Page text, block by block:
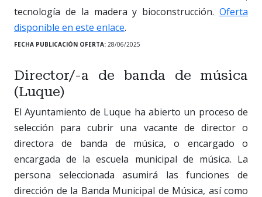
tecnología de la madera y bioconstrucción. Oferta
disponible en este enlace.
FECHA PUBLICACIÓN OFERTA: 28/06/2025
Director/-a de banda de música
(Luque)
El Ayuntamiento de Luque ha abierto un proceso de
selección para cubrir una vacante de director o
directora de banda de música, o encargado o
encargada de la escuela municipal de música. La
persona seleccionada asumirá las funciones de
dirección de la Banda Municipal de Música, así como